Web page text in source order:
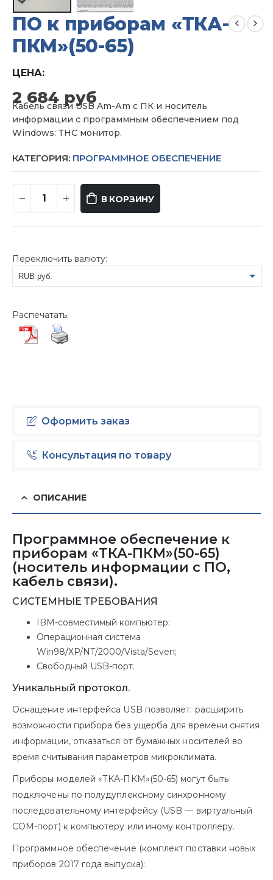
ПО к приборам «ТКА-
ПКМ»(50-65)
ЦЕНА:
2 684 руб
Кабель связи USB Am-Аm с ПК и носитель
информации с программным обеспечением под
Windows: ТНС монитор.
КАТЕГОРИЯ: ПРОГРАММНОЕ ОБЕСПЕЧЕНИЕ
В КОРЗИНУ
Переключить валюту:
RUB руб.
Распечатать:
Оформить заказ
Консультация по товару
ОПИСАНИЕ
Программное обеспечение к
приборам «ТКА-ПКМ»(50-65)
(носитель информации с ПО,
кабель связи).
СИСТЕМНЫЕ ТРЕБОВАНИЯ
IBM-совместимый компьютер;
Операционная система
Win98/XP/NT/2000/Vista/Seven;
Свободный USB-порт.
Уникальный протокол.
Оснащение интерфейса USB позволяет: расширить
возможности прибора без ущерба для времени снятия
информации, отказаться от бумажных носителей во
время считывания параметров микроклимата.
Приборы моделей «ТКА-ПКМ»(50-65) могут быть
подключены по полудуплексному синхронному
последовательному интерфейсу (USB — виртуальный
СОМ-порт) к компьютеру или иному контроллеру.
Программное обеспечение (комплект поставки новых
приборов 2017 года выпуска):